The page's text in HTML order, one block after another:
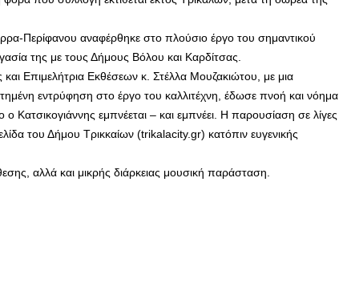
Περίφανου αναφέρθηκε στο πλούσιο έργο του σημαντικού
της με τους Δήμους Βόλου και Καρδίτσας.
και Επιμελήτρια Εκθέσεων κ. Στέλλα Μουζακιώτου, με μια
εντρύφηση στο έργο του καλλιτέχνη, έδωσε πνοή και νόημα
Κατσικογιάννης εμπνέεται – και εμπνέει. Η παρουσίαση σε λίγες
του Δήμου Τρικκαίων (trikalacity.gr) κατόπιν ευγενικής
αλλά και μικρής διάρκειας μουσική παράσταση.